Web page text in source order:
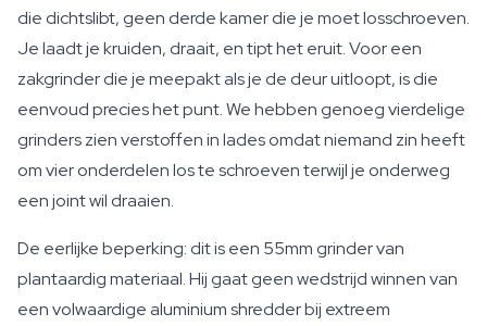
die dichtslibt, geen derde kamer die je moet losschroeven.
Je laadt je kruiden, draait, en tipt het eruit. Voor een
zakgrinder die je meepakt als je de deur uitloopt, is die
eenvoud precies het punt. We hebben genoeg vierdelige
grinders zien verstoffen in lades omdat niemand zin heeft
om vier onderdelen los te schroeven terwijl je onderweg
een joint wil draaien.
De eerlijke beperking: dit is een 55mm grinder van
plantaardig materiaal. Hij gaat geen wedstrijd winnen van
een volwaardige aluminium shredder bij extreem